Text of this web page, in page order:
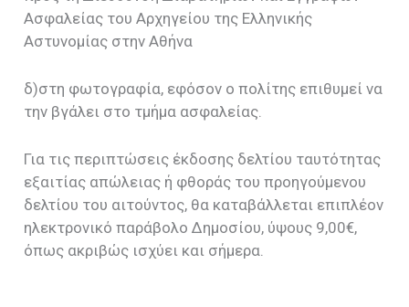
Ασφαλείας του Αρχηγείου της Ελληνικής
Αστυνομίας στην Αθήνα
δ)στη φωτογραφία, εφόσον ο πολίτης επιθυμεί να
την βγάλει στο τμήμα ασφαλείας.
Για τις περιπτώσεις έκδοσης δελτίου ταυτότητας
εξαιτίας απώλειας ή φθοράς του προηγούμενου
δελτίου του αιτούντος, θα καταβάλλεται επιπλέον
ηλεκτρονικό παράβολο Δημοσίου, ύψους 9,00€,
όπως ακριβώς ισχύει και σήμερα.